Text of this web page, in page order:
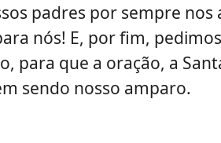
padres por sempre nos
nós! E, por fim,
para que a oração, a
sendo nosso amparo.